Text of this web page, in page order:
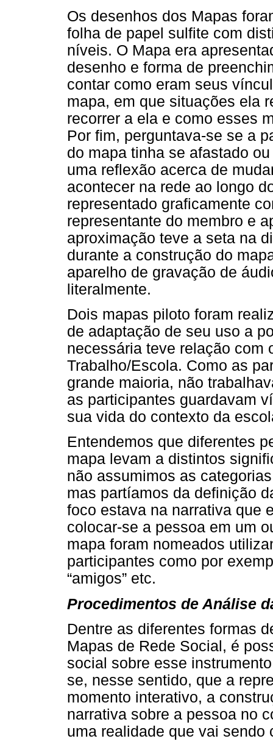
Os desenhos dos Mapas
folha de papel sulfite com
níveis. O Mapa era
desenho e forma de
contar como eram seus
mapa, em que situações ela
recorrer a ela e como esses
Por fim, perguntava-se se a
do mapa tinha se afastado
uma reflexão acerca de
acontecer na rede ao longo
representado graficamente
representante do membro e
aproximação teve a seta na
durante a construção do
aparelho de gravação de
literalmente.
Dois mapas piloto foram
de adaptação de seu uso a
necessária teve relação com
Trabalho/Escola. Como as
grande maioria, não
as participantes guardavam
sua vida do contexto da
Entendemos que diferentes
mapa levam a distintos
não assumimos as
mas partíamos da definição
foco estava na narrativa que
colocar-se a pessoa em um
mapa foram nomeados
participantes como por
“amigos” etc.
Procedimentos de Análise
Dentre as diferentes formas
Mapas de Rede Social, é
social sobre esse
se, nesse sentido, que a
momento interativo, a
narrativa sobre a pessoa no
uma realidade que vai sendo